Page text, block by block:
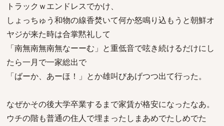
トラックｗエンドレスでかけ、
しょっちゅう和物の線香焚いて何か怒鳴り込もうと朝鮮オ
ヤジが来た時は合掌黙礼して
「南無南無南無なーーむ」と重低音で呟き続けるだけにし
たら一月で一家総出で
「ばーか、あーほ！」とか雄叫びあげつつ出て行った。
なぜかその後大学卒業するまで家賃が格安になったなあ。
ウチの階も普通の住人で埋まったしまあめでたしめでた